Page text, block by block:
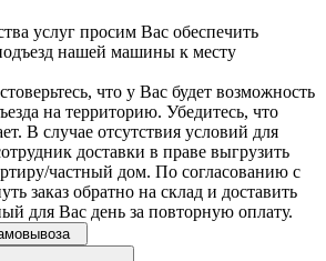
услуг просим Вас обеспечить
нашей машины к месту
что у Вас будет возможность
на территорию. Убедитесь, что
В случае отсутствия условий для
доставки в праве выгрузить
частный дом. По согласованию с
заказ обратно на склад и доставить
для Вас день за повторную оплату.